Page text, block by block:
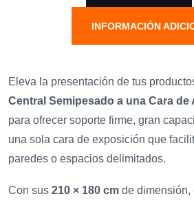
INFORMACIÓN
Eleva la presentación de tus
Central Semipesado a una Cara de
para ofrecer soporte firme, gran
una sola cara de exposición que
paredes o espacios delimitados.
Con sus 210 × 180 cm de dimensión,